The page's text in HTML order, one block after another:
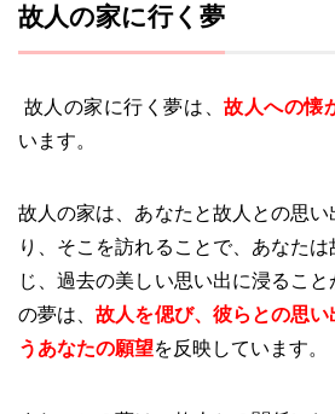
故人の家に行く夢
故人の家に行く夢は、故人への懐
います。
故人の家は、あなたと故人との思
り、そこを訪れることで、あなた
じ、過去の美しい思い出に浸るこ
の夢は、故人を偲び、彼らとの思
うあなたの願望を反映しています。